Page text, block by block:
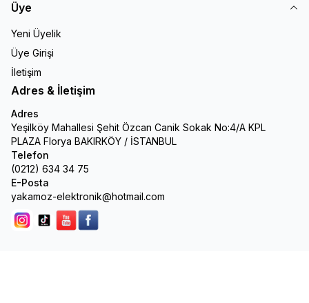
Üye
Yeni Üyelik
Üye Girişi
İletişim
Adres & İletişim
Adres
Yeşilköy Mahallesi Şehit Özcan Canik Sokak No:4/A KPL
PLAZA Florya BAKIRKÖY / İSTANBUL
Telefon
(0212) 634 34 75
E-Posta
yakamoz-elektronik@hotmail.com
Instagram
Tik Tokyoutubefacebook